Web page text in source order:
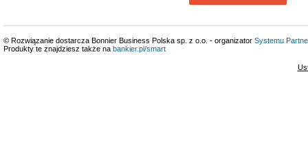
© Rozwiązanie dostarcza Bonnier Business Polska sp. z o.o. - organizator Systemu
Produkty te znajdziesz także na bankier.pl/smart